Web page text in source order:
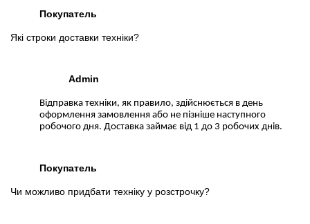
Покупатель
Які строки доставки техніки?
Admin
Відправка техніки, як правило, здійснюється в день
оформлення замовлення або не пізніше наступного
робочого дня. Доставка займає від 1 до 3 робочих днів.
Покупатель
Чи можливо придбати техніку у розстрочку?